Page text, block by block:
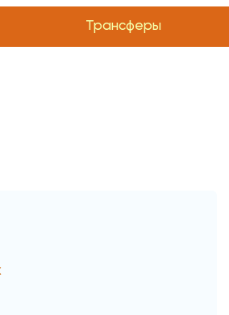
Трансферы